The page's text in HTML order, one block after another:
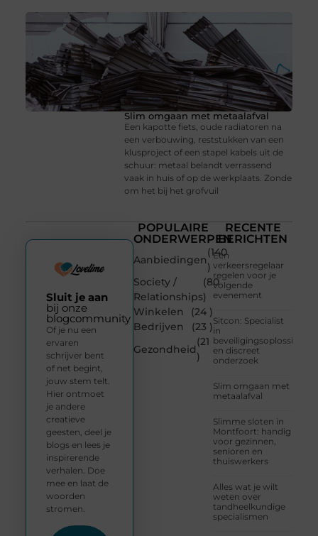
Slim omgaan met metaalafval
Een kapotte fiets, oude radiatoren na
een verbouwing, reststukken van een
klusproject of een stapel kabels uit de
schuur: metaal belandt verrassend
vaak in huis of op de werkplaats. Zonde
om het bij het grofvuil
POPULAIRE
ONDERWERPEN
Aanbiedingen
(140
)
Society /
Relationships
(80
)
Winkelen
(24 )
Bedrijven
(23 )
Gezondheid
(21
)
RECENTE
BERICHTEN
Een
verkeersregelaar
regelen voor je
volgende
evenement
Sitcon: Specialist
in
beveiligingsoplossingen
en discreet
onderzoek
Slim omgaan met
metaalafval
Slimme sloten in
Montfoort: handig
voor gezinnen,
senioren en
thuiswerkers
Alles wat je wilt
weten over
tandheelkundige
specialismen
Sluit je aan
bij onze
blogcommunity
Of je nu een
ervaren
schrijver bent
of net begint,
jouw stem telt.
Hier ontmoet
je andere
creatieve
geesten, deel je
blogs en lees je
inspirerende
verhalen. Doe
mee en laat de
woorden
stromen.